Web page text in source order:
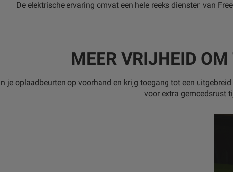
De elektrische ervaring omvat een hele reeks diensten van
MEER VRIJHEID
je oplaadbeurten op voorhand en krijg toegang tot een
voor extra gemoedsrust